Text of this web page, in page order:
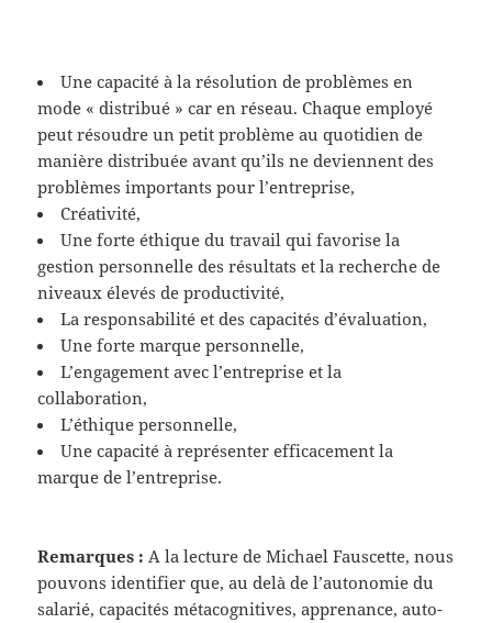
Une capacité à la résolution de problèmes en
mode « distribué » car en réseau. Chaque employé
peut résoudre un petit problème au quotidien de
manière distribuée avant qu’ils ne deviennent des
problèmes importants pour l’entreprise,
Créativité,
Une forte éthique du travail qui favorise la
gestion personnelle des résultats et la recherche de
niveaux élevés de productivité,
La responsabilité et des capacités d’évaluation,
Une forte marque personnelle,
L’engagement avec l’entreprise et la
collaboration,
L’éthique personnelle,
Une capacité à représenter efficacement la
marque de l’entreprise.
Remarques : A la lecture de Michael Fauscette, nous
pouvons identifier que, au delà de l’autonomie du
salarié, capacités métacognitives, apprenance, auto-